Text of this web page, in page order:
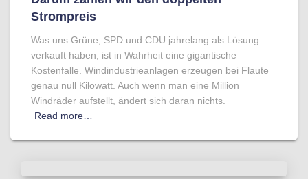
Strompreis
Was uns Grüne, SPD und CDU jahrelang als Lösung
verkauft haben, ist in Wahrheit eine gigantische
Kostenfalle. Windindustrieanlagen erzeugen bei Flaute
genau null Kilowatt. Auch wenn man eine Million
Windräder aufstellt, ändert sich daran nichts.
Read more…